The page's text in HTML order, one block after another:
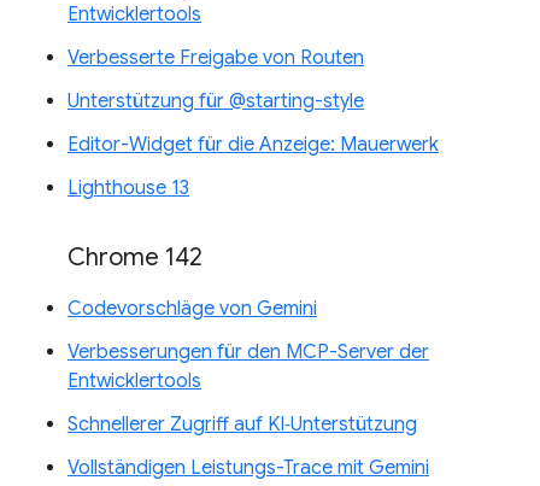
Entwicklertools
Verbesserte Freigabe von Routen
Unterstützung für @starting-style
Editor-Widget für die Anzeige: Mauerwerk
Lighthouse 13
Chrome 142
Codevorschläge von Gemini
Verbesserungen für den MCP-Server der
Entwicklertools
Schnellerer Zugriff auf KI‑Unterstützung
Vollständigen Leistungs-Trace mit Gemini